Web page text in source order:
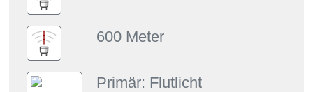
600 Meter
Primär: Flutlicht